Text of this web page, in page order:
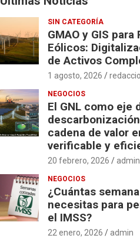
SIN CATEGORÍA
GMAO y GIS para
Eólicos:
de Activos
1 agosto, 2026
NEGOCIOS
El GNL como eje
cadena de valor
verificable y
20 febrero, 2026 admin
NEGOCIOS
¿Cuántas
necesitas para
el IMSS?
22 enero, 2026 admin